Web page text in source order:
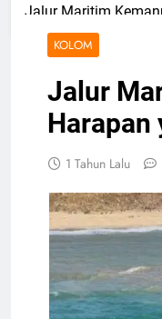
Jalur Maritim
KOLOM
Jalur
Harapan
1 Tahun Lalu